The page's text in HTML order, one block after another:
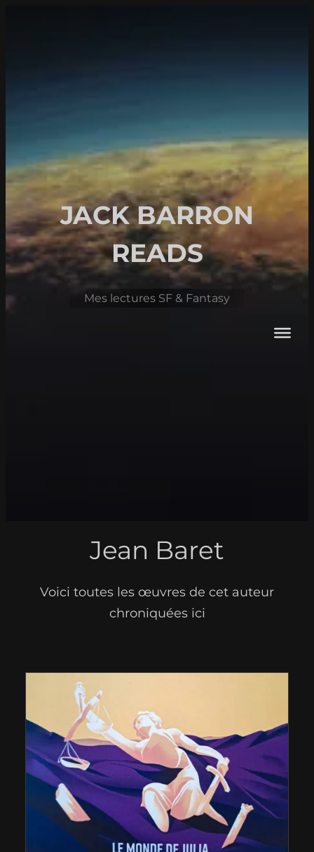
JACK BARRON
READS
Mes lectures SF & Fantasy
Jean Baret
Voici toutes les œuvres de cet auteur
chroniquées ici